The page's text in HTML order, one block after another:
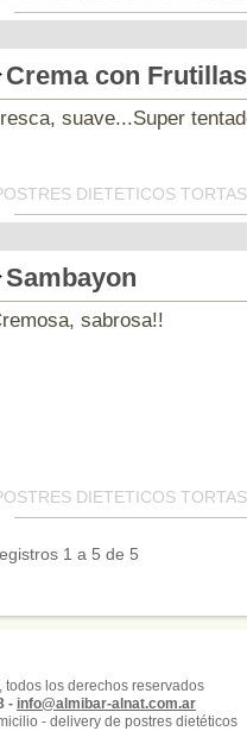
Crema con Frutillas
suave...Super
DIETETICOS
Sambayon
sabrosa!!
DIETETICOS
1 a 5 de 5
los derechos reservados
- info@almibar-alnat.com.ar
- delivery de postres dietéticos